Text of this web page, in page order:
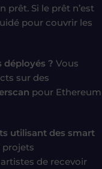
Si le prêt n’est
pour couvrir les
déployés ? Vous
sur des
pour Ethereum
utilisant des smart
projets
de recevoir